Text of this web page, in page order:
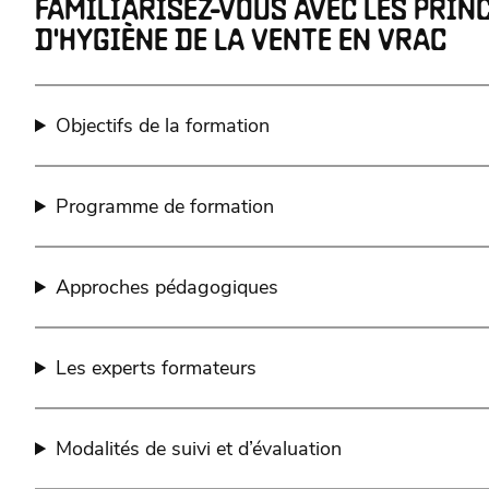
FAMILIARISEZ-VOUS AVEC LES
D'HYGIÈNE DE LA VENTE EN VRAC
Objectifs de la formation
Programme de formation
Approches pédagogiques
Les experts formateurs
Modalités de suivi et d’évaluation